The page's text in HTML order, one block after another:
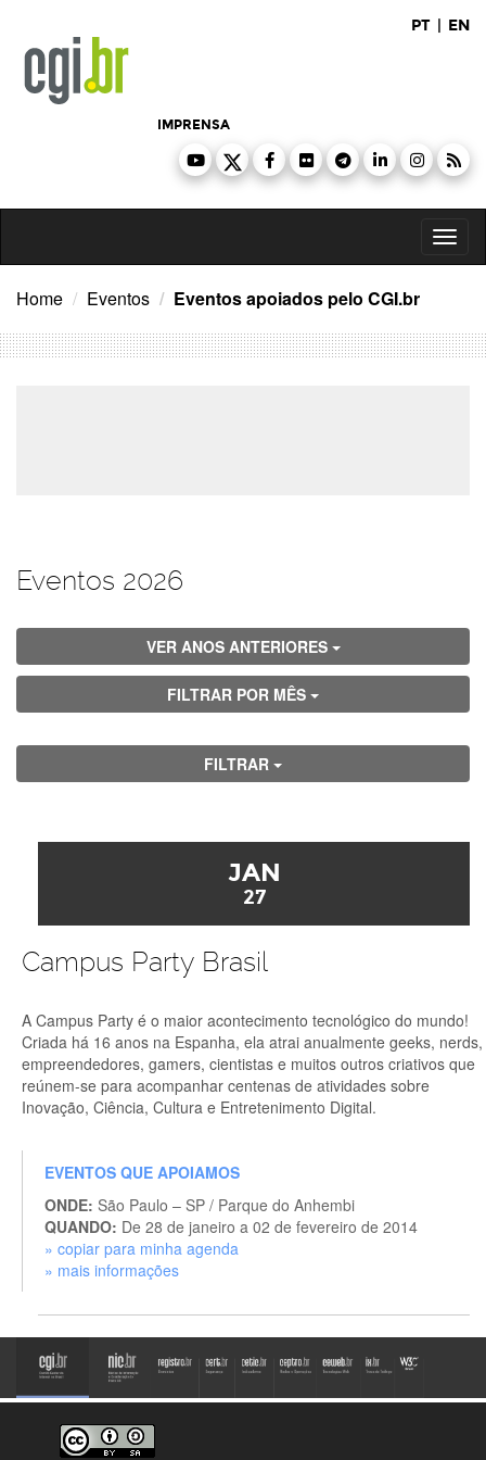
conteúdo
PT | EN
IMPRENSA
Home Eventos Eventos apoiados pelo CGI.br
Eventos 2026
VER ANOS ANTERIORES
FILTRAR POR MÊS
FILTRAR
JAN
27
Campus Party Brasil
A Campus Party é o maior acontecimento tecnológico do mundo!
Criada há 16 anos na Espanha, ela atrai anualmente geeks, nerds,
empreendedores, gamers, cientistas e muitos outros criativos que
reúnem-se para acompanhar centenas de atividades sobre
Inovação, Ciência, Cultura e Entretenimento Digital.
EVENTOS QUE APOIAMOS
ONDE: São Paulo – SP / Parque do Anhembi
QUANDO: De 28 de janeiro a 02 de fevereiro de 2014
» copiar para minha agenda
» mais informações